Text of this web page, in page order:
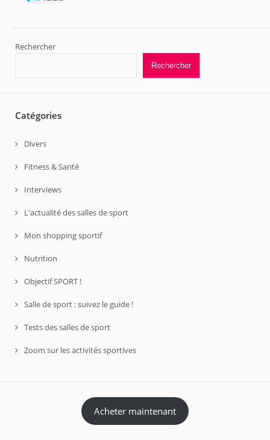
Rechercher
Rechercher
Catégories
Divers
Fitness & Santé
Interviews
L'actualité des salles de sport
Mon shopping sportif
Nutrition
Objectif SPORT !
Salle de sport : suivez le guide !
Tests des salles de sport
Zoom sur les activités sportives
Acheter maintenant